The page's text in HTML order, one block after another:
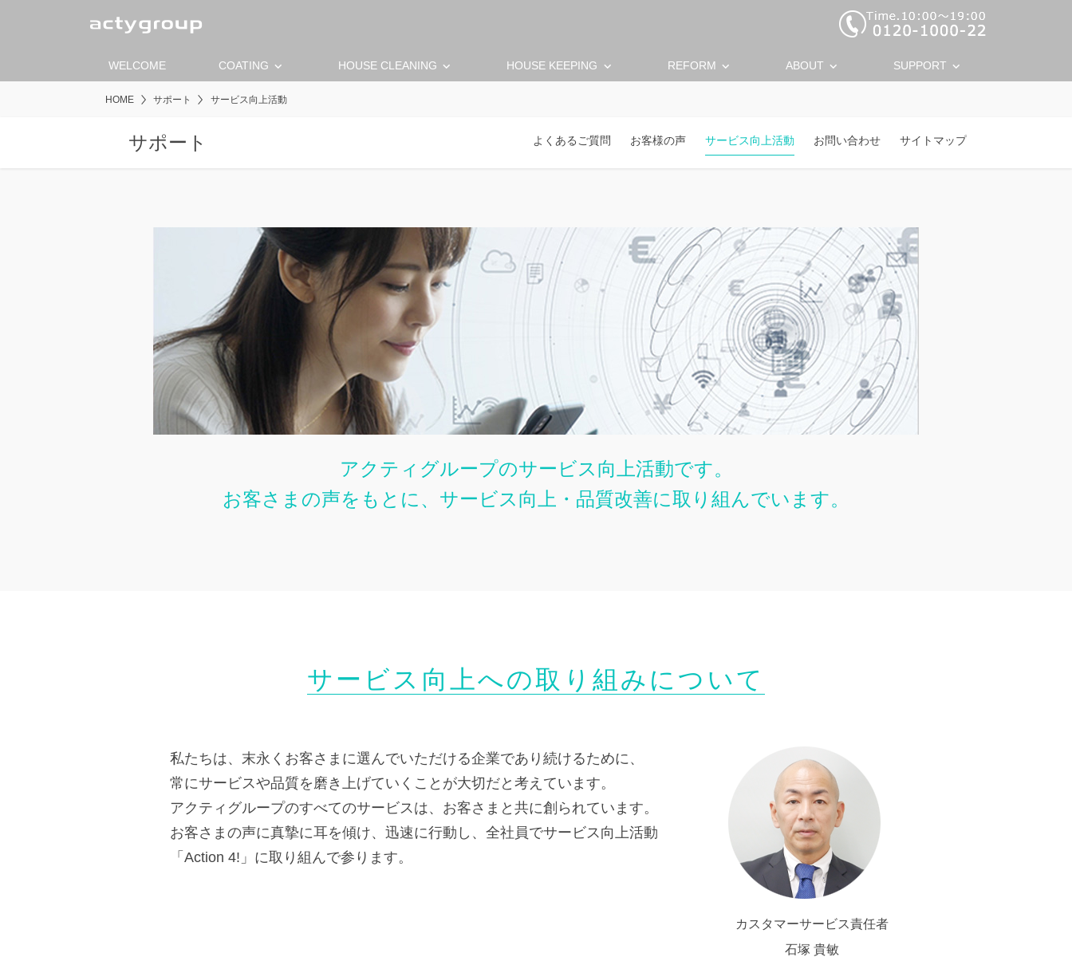
WELCOME COATING keyboard_arrow_down HOUSE CLEANING keyboard_arrow_down HOUSE KEEPING keyboard_arrow_down REFORM keyboard_arrow_down ABOUT keyboard_arrow_down SUPPORT keyboard_arrow_down
HOME サポート サービス向上活動
サポート よくあるご質問 お客様の声 サービス向上活動 お問い合わせ サイトマップ
アクティグループのサービス向上活動です。
お客さまの声をもとに、サービス向上・品質改善に取り組んでいます。
サービス向上への取り組みについて
私たちは、末永くお客さまに選んでいただける企業であり続けるために、
常にサービスや品質を磨き上げていくことが大切だと考えています。
アクティグループのすべてのサービスは、お客さまと共に創られています。
お客さまの声に真摯に耳を傾け、迅速に行動し、全社員でサービス向上活動
「Action 4!」に取り組んで参ります。
カスタマーサービス責任者
石塚 貴敏